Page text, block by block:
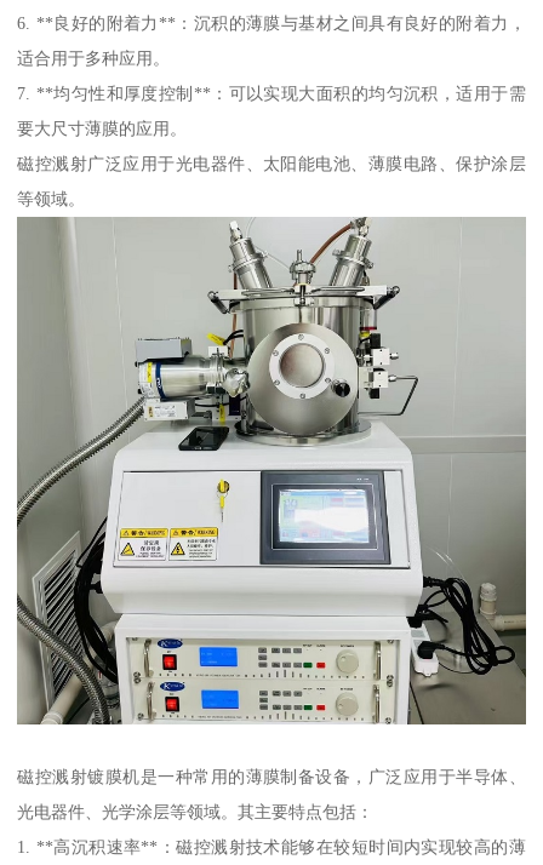
6. **良好的附着力**：沉积的薄膜与基材之间具有良好的附着力，
适合用于多种应用。
7. **均匀性和厚度控制**：可以实现大面积的均匀沉积，适用于需
要大尺寸薄膜的应用。
磁控溅射广泛应用于光电器件、太阳能电池、薄膜电路、保护涂层
等领域。
磁控溅射镀膜机是一种常用的薄膜制备设备，广泛应用于半导体、
光电器件、光学涂层等领域。其主要特点包括：
1. **高沉积速率**：磁控溅射技术能够在较短时间内实现较高的薄